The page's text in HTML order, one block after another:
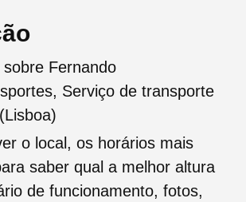
Fernando
Serviço de transporte
o local, os horários mais
saber qual a melhor altura
de funcionamento, fotos,